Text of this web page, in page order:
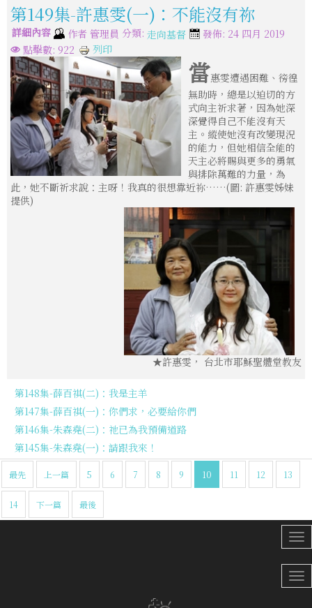
第149集-許惠雯(一)：不能沒有祢
詳細內容 作者 管理員 分類: 走向基督
發佈: 24 四月 2019
點擊數: 922
列印
當惠雯遭遇困難、徬徨
無助時，總是以迫切的方
式向主祈求著，因為她深
深覺得自己不能沒有天
主。縱使她沒有改變現況
的能力，但她相信全能的
天主必將賜與更多的勇氣
與排除萬難的力量，為
此，她不斷祈求說：主呀！我真的很想靠近祢……(圖: 許惠雯姊妹
提供)
★許惠雯， 台北市耶穌聖體堂教友
第148集-薛百祺(二)：我是主羊
第147集-薛百祺(一)：你們求，必要給你們
第146集-朱森堯(二)：祂已為我預備道路
第145集-朱森堯(一)：請跟我來！
最先 上一篇 5 6 7 8 9 10 11 12 13
14 下一篇 最後